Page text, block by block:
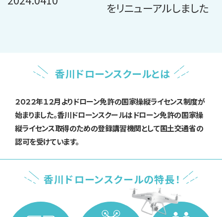
をリニューアルしました
香川ドローンスクールとは
２０２２年１２月よりドローン免許の国家操縦ライセンス制度が
始まりました。香川ドローンスクールはドローン免許の国家操
縦ライセンス取得のための登録講習機関として国土交通省の
認可を受けています。
香川ドローンスクールの特長！